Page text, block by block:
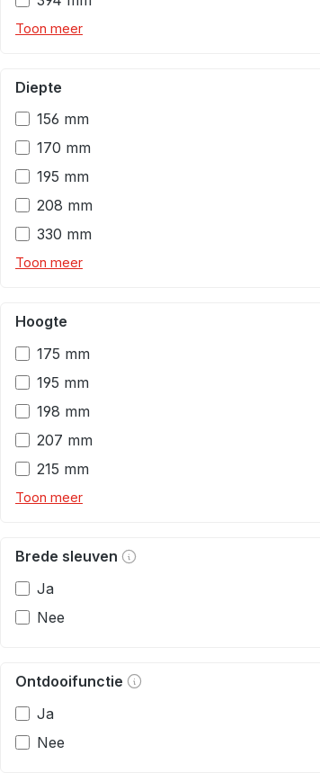
Toon meer
Diepte
156 mm
170 mm
195 mm
208 mm
330 mm
Toon meer
Hoogte
175 mm
195 mm
198 mm
207 mm
215 mm
Toon meer
Brede sleuven
Ja
Nee
Ontdooifunctie
Ja
Nee